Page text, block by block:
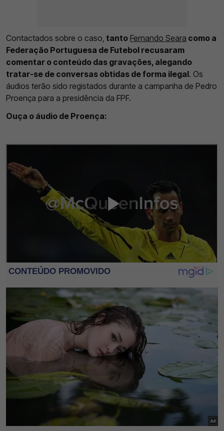
Contactados sobre o caso, tanto Fernando Seara como a
Federação Portuguesa de Futebol recusaram
comentar o conteúdo das gravações, alegando
tratar-se de conversas obtidas de forma ilegal. Os
áudios terão sido registados durante a campanha de Pedro
Proença para a presidência da FPF.
Ouça o áudio de Proença: